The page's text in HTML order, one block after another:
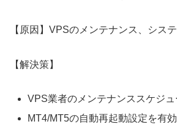
【原因】VPSのメンテナンス、シス
【解決策】
VPS業者のメンテナンススケジ
MT4/MT5の自動再起動設定を有